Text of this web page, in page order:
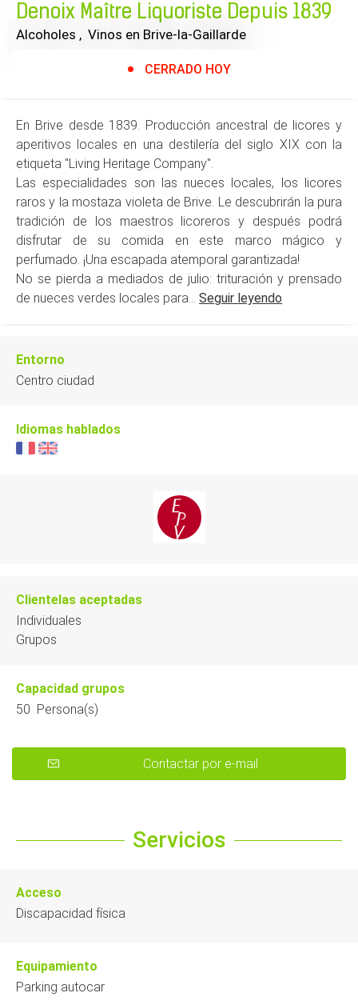
Denoix Maître Liquoriste Depuis 1839
Alcoholes , Vinos en Brive-la-Gaillarde
CERRADO HOY
En Brive desde 1839. Producción ancestral de licores y
aperitivos locales en una destilería del siglo XIX con la
etiqueta "Living Heritage Company".
Las especialidades son las nueces locales, los licores
raros y la mostaza violeta de Brive. Le descubrirán la pura
tradición de los maestros licoreros y después podrá
disfrutar de su comida en este marco mágico y
perfumado. ¡Una escapada atemporal garantizada!
No se pierda a mediados de julio: trituración y prensado
de nueces verdes locales para... Seguir leyendo
Entorno
Centro ciudad
Idiomas hablados
Clientelas aceptadas
Individuales
Grupos
Capacidad grupos
50 Persona(s)
Contactar por e-mail
Servicios
Acceso
Discapacidad física
Equipamiento
Parking autocar